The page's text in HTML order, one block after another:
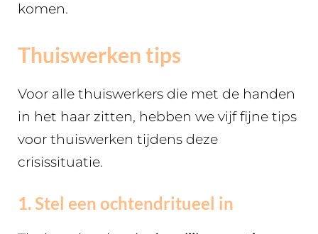
komen.
Thuiswerken tips
Voor alle thuiswerkers die met de handen
in het haar zitten, hebben we vijf fijne tips
voor thuiswerken tijdens deze
crisissituatie.
1. Stel een ochtendritueel in